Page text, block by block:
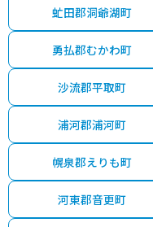
虻田郡洞爺湖町
勇払郡むかわ町
沙流郡平取町
浦河郡浦河町
幌泉郡えりも町
河東郡音更町